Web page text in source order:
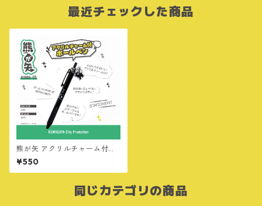
最近チェックした商品
熊が矢 アクリルチャーム付ボ
ールペン
¥550
同じカテゴリの商品